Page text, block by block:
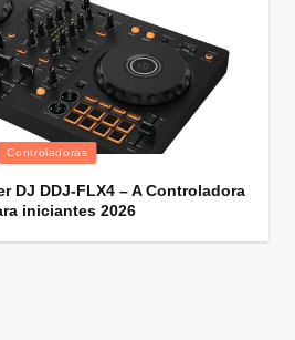
Posted
Controladoras
DJ DDJ-FLX4 – A Controladora
iniciantes 2026